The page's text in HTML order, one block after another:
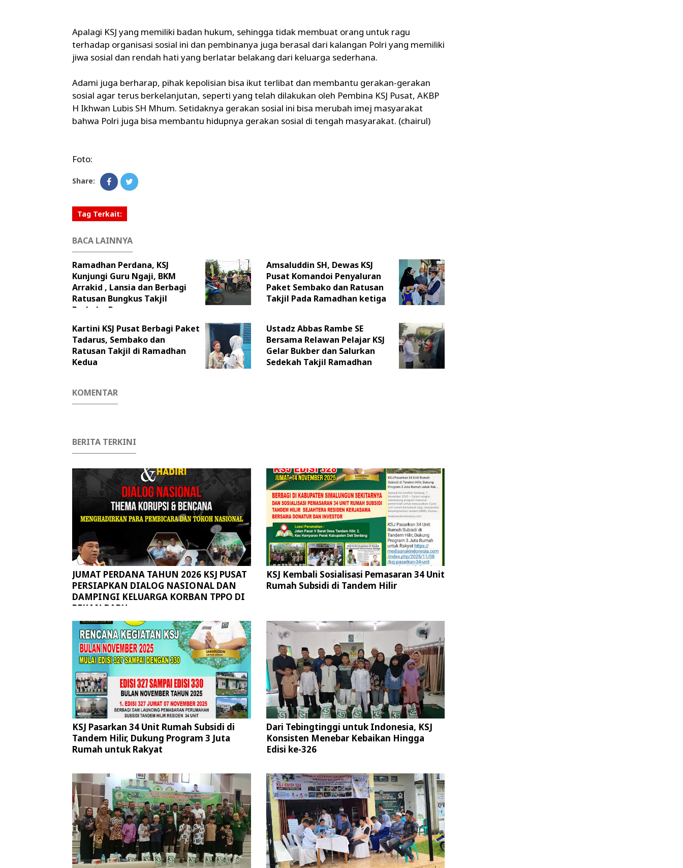
Apalagi KSJ yang memiliki badan hukum, sehingga tidak membuat orang untuk ragu
terhadap organisasi sosial ini dan pembinanya juga berasal dari kalangan Polri yang memiliki
jiwa sosial dan rendah hati yang berlatar belakang dari keluarga sederhana.
Adami juga berharap, pihak kepolisian bisa ikut terlibat dan membantu gerakan-gerakan
sosial agar terus berkelanjutan, seperti yang telah dilakukan oleh Pembina KSJ Pusat, AKBP
H Ikhwan Lubis SH Mhum. Setidaknya gerakan sosial ini bisa merubah imej masyarakat
bahwa Polri juga bisa membantu hidupnya gerakan sosial di tengah masyarakat. (chairul)
Foto:
Share:
Tag Terkait:
BACA LAINNYA
Ramadhan Perdana, KSJ
Kunjungi Guru Ngaji, BKM
Arrakid , Lansia dan Berbagi
Ratusan Bungkus Takjil
Berbuka Puasa
Amsaluddin SH, Dewas KSJ
Pusat Komandoi Penyaluran
Paket Sembako dan Ratusan
Takjil Pada Ramadhan ketiga
Kartini KSJ Pusat Berbagi Paket
Tadarus, Sembako dan
Ratusan Takjil di Ramadhan
Kedua
Ustadz Abbas Rambe SE
Bersama Relawan Pelajar KSJ
Gelar Bukber dan Salurkan
Sedekah Takjil Ramadhan
KOMENTAR
BERITA TERKINI
JUMAT PERDANA TAHUN 2026 KSJ PUSAT
PERSIAPKAN DIALOG NASIONAL DAN
DAMPINGI KELUARGA KORBAN TPPO DI
PEKAN BARU
KSJ Kembali Sosialisasi Pemasaran 34 Unit
Rumah Subsidi di Tandem Hilir
KSJ Pasarkan 34 Unit Rumah Subsidi di
Tandem Hilir, Dukung Program 3 Juta
Rumah untuk Rakyat
Dari Tebingtinggi untuk Indonesia, KSJ
Konsisten Menebar Kebaikan Hingga
Edisi ke-326